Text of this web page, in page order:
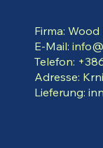
Firma:
E-Mail:
Telefon:
Adresse:
Lieferung: